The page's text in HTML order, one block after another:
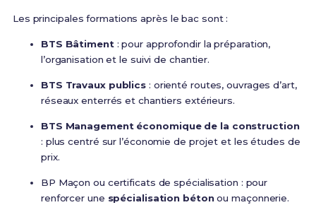
Les principales formations après le bac sont :
BTS Bâtiment: pour approfondir la préparation,
l’organisation et le suivi de chantier.
BTS Travaux publics : orienté routes, ouvrages d’art,
réseaux enterrés et chantiers extérieurs.
BTS Management économique de la construction
: plus centré sur l’économie de projet et les études de
prix.
BP Maçon ou certificats de spécialisation : pour
renforcer une spécialisation bétonou maçonnerie.